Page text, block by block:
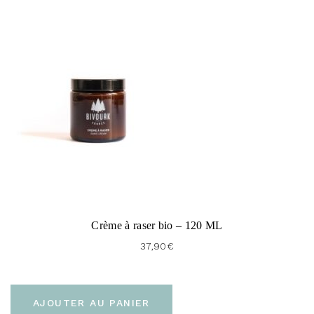
Oil, Limonene, Linalool
Gel hydratant :
Aloe Barbadensis Leaf Juice*, Prunus
Armeniaca Kernel Oil*,
Rosmanirus Officinalis, Flower Leaf Stem Water*,
Water*, Simmondsia Chinensis Seed Oil*, Prunus
Amygdalus Dulcis Oil*, Hamamelis Virginiana Flower
Alcohol, Lactic Acid, Citrus Bergamia Peel Oil
Expressed*, Caprylyl/Capryl Glucoside, Citric Acid,
Crème à raser bio – 120 ML
37,90€
AJOUTER AU PANIER